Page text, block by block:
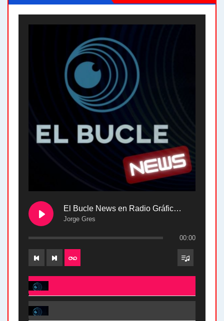
El Bucle News en Radio Gráfica. Bloque 2 . 28.04.24
Jorge Gres
00:00
El Bucle News en Radio Gráfica. Bloque 2 . 28.04.24 - Jorge Gres